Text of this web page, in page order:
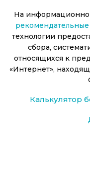
На
рекомендательные
технологии
сбора,
относящихся к
«Интернет»,
Калькулятор